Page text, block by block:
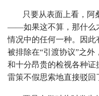
只要从表面上看，阿
——如果这不算，那什么
情况中的任何一种。因
被排除在“引渡协议”之
和十分昂贵的检视各种
雷策不假思索地直接驳回